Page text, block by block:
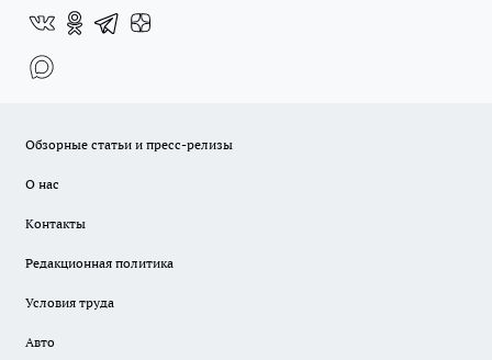
Обзорные статьи и пресс-релизы
О нас
Контакты
Редакционная политика
Условия труда
Авто